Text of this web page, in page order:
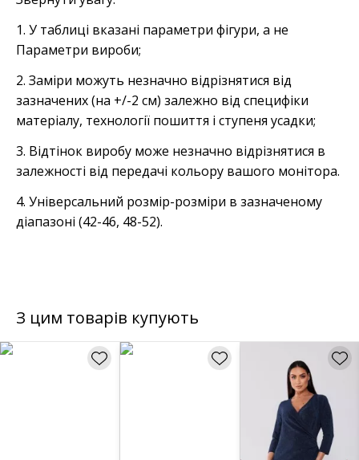
1. У таблиці вказані параметри фігури, а не
Параметри вироби;
2. Заміри можуть незначно відрізнятися від
зазначених (на +/-2 см) залежно від специфіки
матеріалу, технології пошиття і ступеня усадки;
3. Відтінок виробу може незначно відрізнятися в
залежності від передачі кольору вашого монітора.
4. Універсальний розмір-розміри в зазначеному
діапазоні (42-46, 48-52).
З цим товарів купують